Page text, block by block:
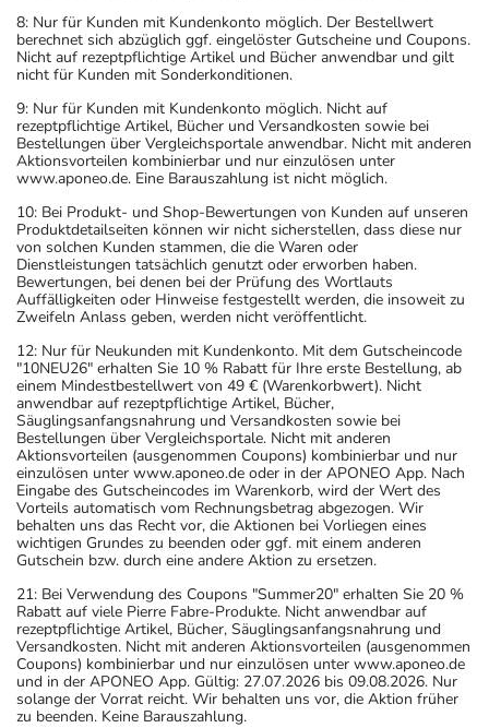
8: Nur für Kunden mit Kundenkonto möglich. Der Bestellwert
berechnet sich abzüglich ggf. eingelöster Gutscheine und Coupons.
Nicht auf rezeptpflichtige Artikel und Bücher anwendbar und gilt
nicht für Kunden mit Sonderkonditionen.
9: Nur für Kunden mit Kundenkonto möglich. Nicht auf
rezeptpflichtige Artikel, Bücher und Versandkosten sowie bei
Bestellungen über Vergleichsportale anwendbar. Nicht mit anderen
Aktionsvorteilen kombinierbar und nur einzulösen unter
www.aponeo.de. Eine Barauszahlung ist nicht möglich.
10: Bei Produkt- und Shop-Bewertungen von Kunden auf unseren
Produktdetailseiten können wir nicht sicherstellen, dass diese nur
von solchen Kunden stammen, die die Waren oder
Dienstleistungen tatsächlich genutzt oder erworben haben.
Bewertungen, bei denen bei der Prüfung des Wortlauts
Auffälligkeiten oder Hinweise festgestellt werden, die insoweit zu
Zweifeln Anlass geben, werden nicht veröffentlicht.
12: Nur für Neukunden mit Kundenkonto. Mit dem Gutscheincode
"10NEU26" erhalten Sie 10 % Rabatt für Ihre erste Bestellung, ab
einem Mindestbestellwert von 49 € (Warenkorbwert). Nicht
anwendbar auf rezeptpflichtige Artikel, Bücher,
Säuglingsanfangsnahrung und Versandkosten sowie bei
Bestellungen über Vergleichsportale. Nicht mit anderen
Aktionsvorteilen (ausgenommen Coupons) kombinierbar und nur
einzulösen unter www.aponeo.de oder in der APONEO App. Nach
Eingabe des Gutscheincodes im Warenkorb, wird der Wert des
Vorteils automatisch vom Rechnungsbetrag abgezogen. Wir
behalten uns das Recht vor, die Aktionen bei Vorliegen eines
wichtigen Grundes zu beenden oder ggf. mit einem anderen
Gutschein bzw. durch eine andere Aktion zu ersetzen.
21: Bei Verwendung des Coupons "Summer20" erhalten Sie 20 %
Rabatt auf viele Pierre Fabre-Produkte. Nicht anwendbar auf
rezeptpflichtige Artikel, Bücher, Säuglingsanfangsnahrung und
Versandkosten. Nicht mit anderen Aktionsvorteilen (ausgenommen
Coupons) kombinierbar und nur einzulösen unter www.aponeo.de
und in der APONEO App. Gültig: 27.07.2026 bis 09.08.2026. Nur
solange der Vorrat reicht. Wir behalten uns vor, die Aktion früher
zu beenden. Keine Barauszahlung.